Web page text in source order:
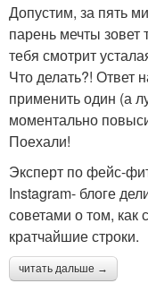
Допустим, за пять
парень мечты зовет
тебя смотрит
Что делать?! Ответ
применить один (а
моментально
Поехали!
Эксперт по фейс-
Instagram- блоге
советами о том, как
кратчайшие строки.
читать дальше →